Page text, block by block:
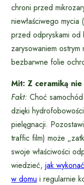
chroni przed
niewłaściwego
przed odpryskami od
zarysowaniem
bezbarwne folie
Mit: Z ceramiką
Fakt: Choć
dzięki
pielęgnacji.
traffic film) może
swoje właściwości
wiedzieć, jak
w domu i regularnie